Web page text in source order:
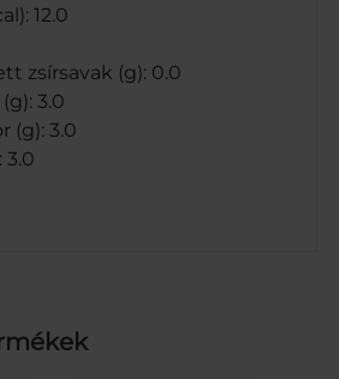
12.0
zsírsavak (g): 0.0
3.0
(g): 3.0
3.0